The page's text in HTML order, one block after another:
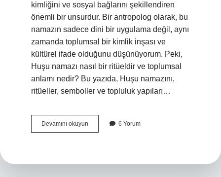
kimliğini ve sosyal bağlarını şekillendiren
önemli bir unsurdur. Bir antropolog olarak, bu
namazın sadece dini bir uygulama değil, aynı
zamanda toplumsal bir kimlik inşası ve
kültürel ifade olduğunu düşünüyorum. Peki,
Huşu namazı nasıl bir ritüeldir ve toplumsal
anlamı nedir? Bu yazıda, Huşu namazını,
ritüeller, semboller ve topluluk yapıları…
Devamını okuyun
namazı
6 Yorum